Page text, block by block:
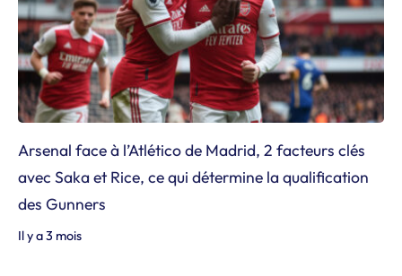
Arsenal face à l’Atlético de Madrid, 2 facteurs clés
avec Saka et Rice, ce qui détermine la qualification
des Gunners
Il y a 3 mois